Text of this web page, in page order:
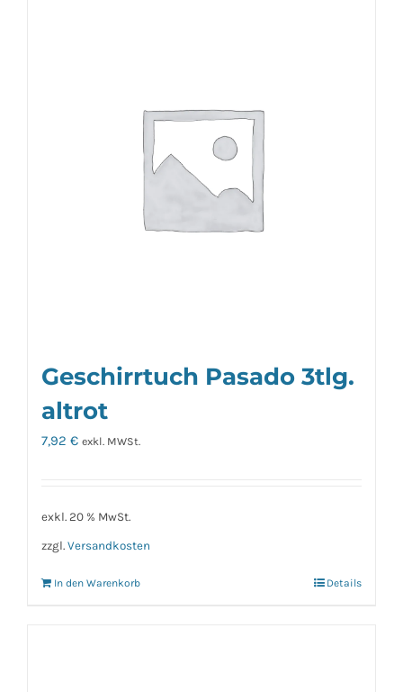
Geschirrtuch Pasado 3tlg.
altrot
7,92 € exkl. MWSt.
exkl. 20 % MwSt.
zzgl. Versandkosten
In den Warenkorb Details